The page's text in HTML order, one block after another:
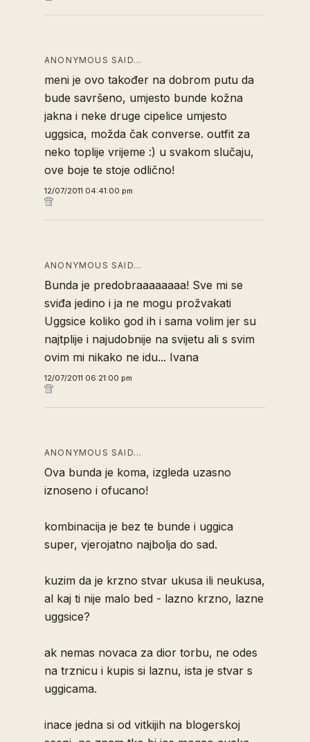
ANONYMOUS SAID…
meni je ovo također na dobrom putu da
bude savršeno, umjesto bunde kožna
jakna i neke druge cipelice umjesto
uggsica, možda čak converse. outfit za
neko toplije vrijeme :) u svakom slučaju,
ove boje te stoje odlično!
12/07/2011 04:41:00 pm
ANONYMOUS SAID…
Bunda je predobraaaaaaaa! Sve mi se
sviđa jedino i ja ne mogu prožvakati
Uggsice koliko god ih i sama volim jer su
najtplije i najudobnije na svijetu ali s svim
ovim mi nikako ne idu... Ivana
12/07/2011 06:21:00 pm
ANONYMOUS SAID…
Ova bunda je koma, izgleda uzasno
iznoseno i ofucano!
kombinacija je bez te bunde i uggica
super, vjerojatno najbolja do sad.
kuzim da je krzno stvar ukusa ili neukusa,
al kaj ti nije malo bed - lazno krzno, lazne
uggsice?
ak nemas novaca za dior torbu, ne odes
na trznicu i kupis si laznu, ista je stvar s
uggicama.
inace jedna si od vitkijih na blogerskoj